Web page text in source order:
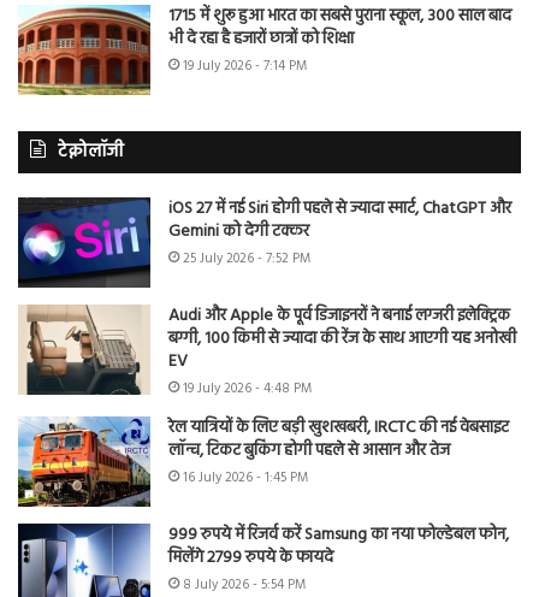
1715 में शुरू हुआ भारत का सबसे पुराना स्कूल, 300 साल बाद
भी दे रहा है हजारों छात्रों को शिक्षा
19 July 2026 - 7:14 PM
टेक्नोलॉजी
iOS 27 में नई Siri होगी पहले से ज्यादा स्मार्ट, ChatGPT और
Gemini को देगी टक्कर
25 July 2026 - 7:52 PM
Audi और Apple के पूर्व डिजाइनरों ने बनाई लग्जरी इलेक्ट्रिक
बग्गी, 100 किमी से ज्यादा की रेंज के साथ आएगी यह अनोखी
EV
19 July 2026 - 4:48 PM
रेल यात्रियों के लिए बड़ी खुशखबरी, IRCTC की नई वेबसाइट
लॉन्च, टिकट बुकिंग होगी पहले से आसान और तेज
16 July 2026 - 1:45 PM
999 रुपये में रिजर्व करें Samsung का नया फोल्डेबल फोन,
मिलेंगे 2799 रुपये के फायदे
8 July 2026 - 5:54 PM